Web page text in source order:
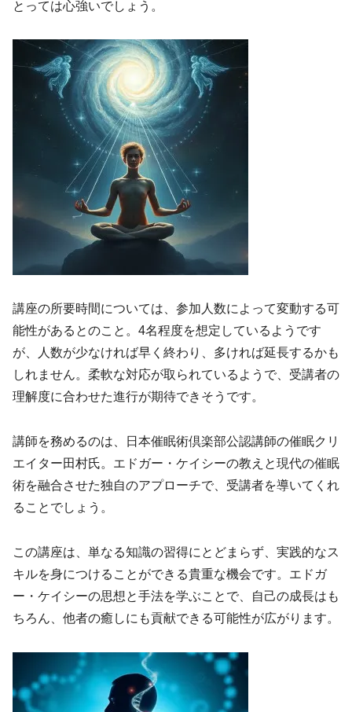
とっては心強いでしょう。
講座の所要時間については、参加人数によって変動する可
能性があるとのこと。4名程度を想定しているようです
が、人数が少なければ早く終わり、多ければ延長するかも
しれません。柔軟な対応が取られているようで、受講者の
理解度に合わせた進行が期待できそうです。
講師を務めるのは、日本催眠術倶楽部公認講師の催眠クリ
エイター田村氏。エドガー・ケイシーの教えと現代の催眠
術を融合させた独自のアプローチで、受講者を導いてくれ
ることでしょう。
この講座は、単なる知識の習得にとどまらず、実践的なス
キルを身につけることができる貴重な機会です。エドガ
ー・ケイシーの思想と手法を学ぶことで、自己の成長はも
ちろん、他者の癒しにも貢献できる可能性が広がります。